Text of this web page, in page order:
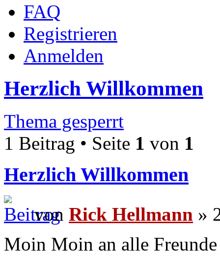
FAQ
Registrieren
Anmelden
Herzlich Willkommen
Thema gesperrt
1 Beitrag • Seite 1 von 1
Herzlich Willkommen
von Rick Hellmann »
Moin Moin an alle